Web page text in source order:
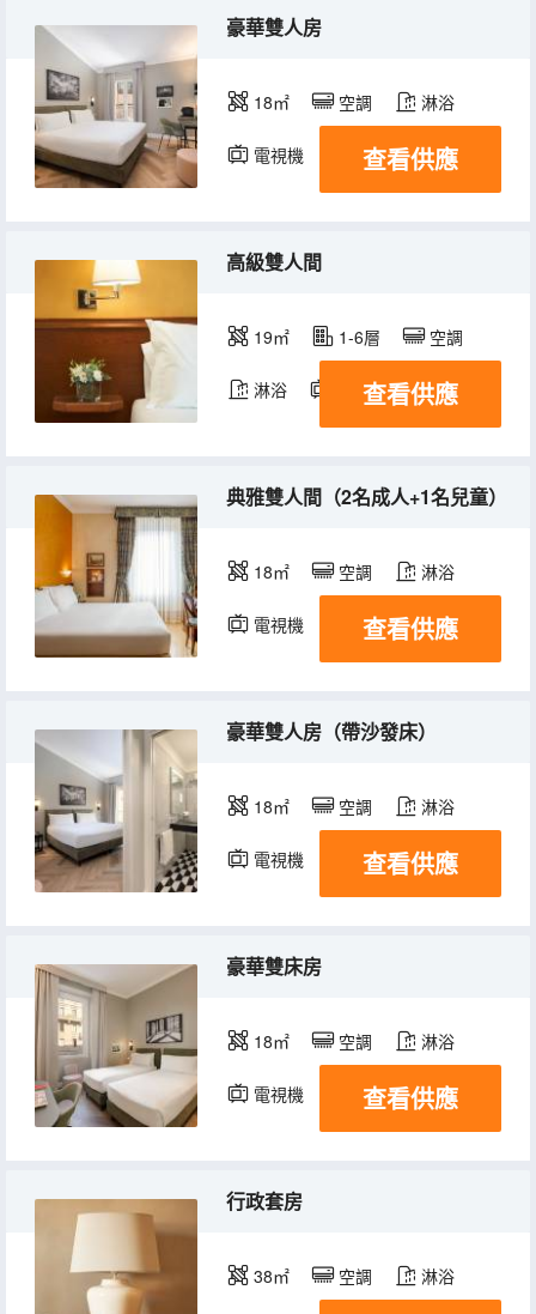
豪華雙人房
18㎡ 空調 淋浴
電視機 查看供應
高級雙人間
19㎡ 1-6層 空調
淋浴 電視機
查看供應
典雅雙人間（2名成人+1名兒童）
18㎡ 空調 淋浴
電視機 查看供應
豪華雙人房（帶沙發床）
18㎡ 空調 淋浴
電視機 查看供應
豪華雙床房
18㎡ 空調 淋浴
電視機 查看供應
行政套房
38㎡ 空調 淋浴